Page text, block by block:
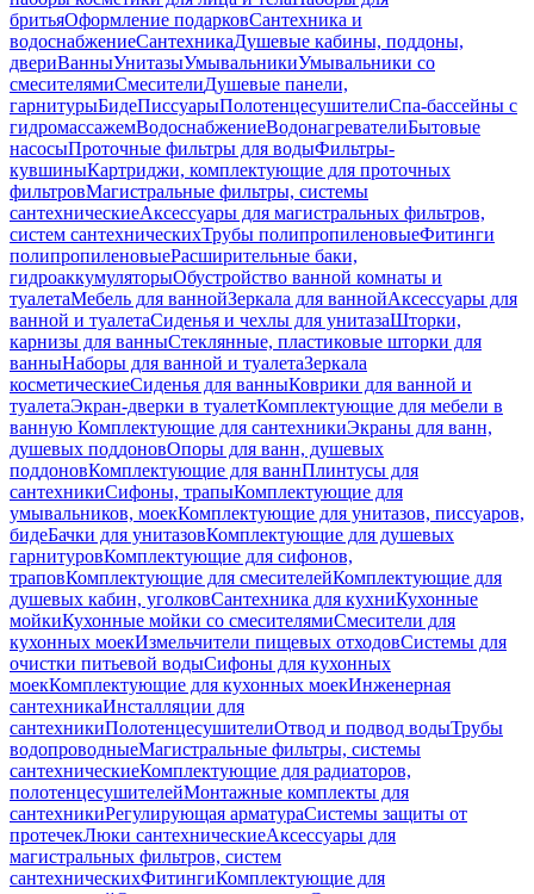
бритьяОформление подарковСантехника и
водоснабжениеСантехникаДушевые кабины, поддоны,
двериВанныУнитазыУмывальникиУмывальники со
смесителямиСмесителиДушевые панели,
гарнитурыБидеПиссуарыПолотенцесушителиСпа-бассейны с
гидромассажемВодоснабжениеВодонагревателиБытовые
насосыПроточные фильтры для водыФильтры-
кувшиныКартриджи, комплектующие для проточных
фильтровМагистральные фильтры, системы
сантехническиеАксессуары для магистральных фильтров,
систем сантехническихТрубы полипропиленовыеФитинги
полипропиленовыеРасширительные баки,
гидроаккумуляторыОбустройство ванной комнаты и
туалетаМебель для ваннойЗеркала для ваннойАксессуары для
ванной и туалетаСиденья и чехлы для унитазаШторки,
карнизы для ванныСтеклянные, пластиковые шторки для
ванныНаборы для ванной и туалетаЗеркала
косметическиеСиденья для ванныКоврики для ванной и
туалетаЭкран-дверки в туалетКомплектующие для мебели в
ванную Комплектующие для сантехникиЭкраны для ванн,
душевых поддоновОпоры для ванн, душевых
поддоновКомплектующие для ваннПлинтусы для
сантехникиСифоны, трапыКомплектующие для
умывальников, моекКомплектующие для унитазов, писсуаров,
бидеБачки для унитазовКомплектующие для душевых
гарнитуровКомплектующие для сифонов,
траповКомплектующие для смесителейКомплектующие для
душевых кабин, уголковСантехника для кухниКухонные
мойкиКухонные мойки со смесителямиСмесители для
кухонных моекИзмельчители пищевых отходовСистемы для
очистки питьевой водыСифоны для кухонных
моекКомплектующие для кухонных моекИнженерная
сантехникаИнсталляции для
сантехникиПолотенцесушителиОтвод и подвод водыТрубы
водопроводныеМагистральные фильтры, системы
сантехническиеКомплектующие для радиаторов,
полотенцесушителейМонтажные комплекты для
сантехникиРегулирующая арматураСистемы защиты от
протечекЛюки сантехническиеАксессуары для
магистральных фильтров, систем
сантехническихФитингиКомплектующие для